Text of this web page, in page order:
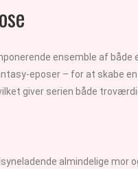
ensemble af
eposer – for at skabe
giver serien både
almindelige